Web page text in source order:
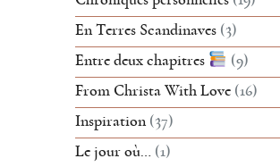
En Terres Scandinaves (3)
Entre deux chapitres
(9)
From Christa With Love (16)
Inspiration(37)
Le jour où… (1)